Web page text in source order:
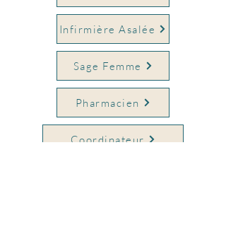
Infirmière Asalée
Sage Femme
Pharmacien
Coordinateur